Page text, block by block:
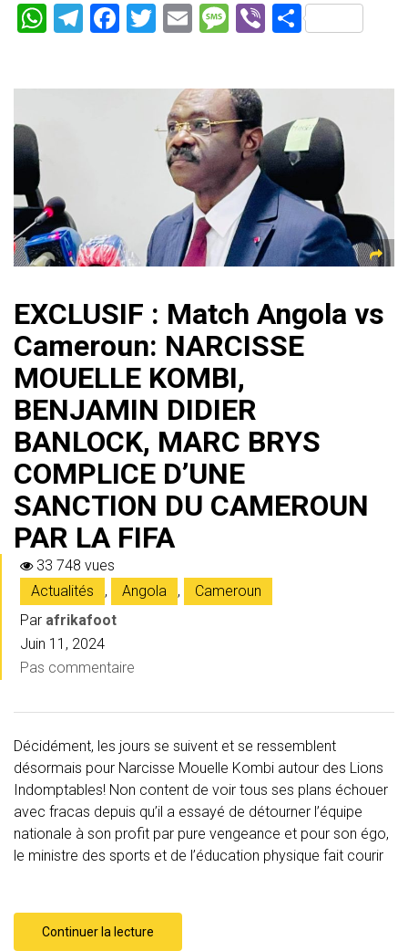
W
p
T
F
T
er
E
l
M
a
g
e
Vi P
er
EXCLUSIF : Match Angola vs
Cameroun: NARCISSE
MOUELLE KOMBI,
BENJAMIN DIDIER
BANLOCK, MARC BRYS
COMPLICE D’UNE
SANCTION DU CAMEROUN
PAR LA FIFA
33 748 vues
Actualités
, Angola ,
Cameroun
Par afrikafoot
Juin 11, 2024
Pas commentaire
Décidément, les jours se suivent et se ressemblent
désormais pour Narcisse Mouelle Kombi autour des Lions
Indomptables! Non content de voir tous ses plans échouer
avec fracas depuis qu’il a essayé de détourner l’équipe
nationale à son profit par pure vengeance et pour son égo,
le ministre des sports et de l’éducation physique fait courir
Continuer la lecture